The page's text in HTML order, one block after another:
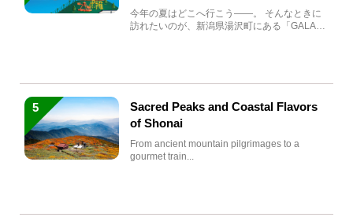
生まれ変わる
今年の夏はどこへ行こう――。 そんなときに
訪れたいのが、新潟県湯沢町にある「GALA湯
5
Sacred Peaks and Coastal Flavors
of Shonai
From ancient mountain pilgrimages to a
gourmet train...